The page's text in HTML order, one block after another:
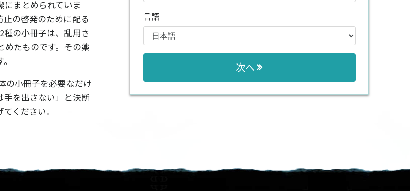
言語
次へ
まとめられていま
の啓発のために配る
種の小冊子は、乱用さ
めたものです。その薬
の小冊子を必要なだけ
手を出さない」と決断
ください。